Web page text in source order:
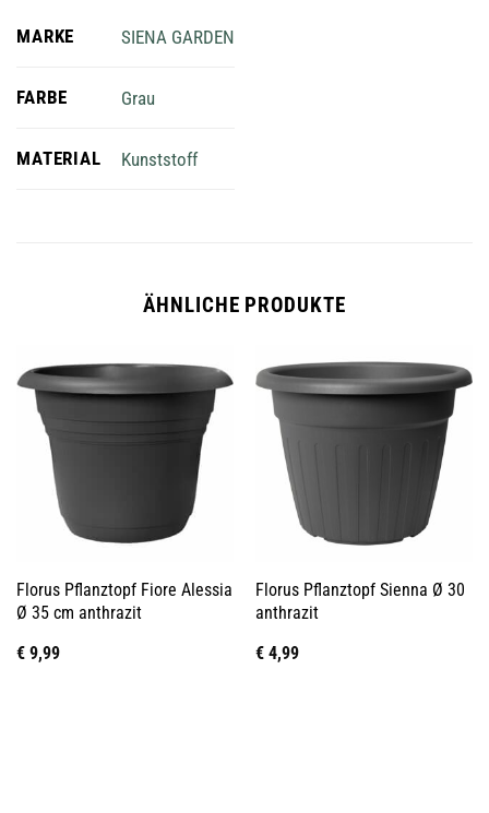
MARKE SIENA GARDEN
FARBE Grau
MATERIAL Kunststoff
ÄHNLICHE PRODUKTE
Florus Pflanztopf Fiore Alessia
Ø 35 cm anthrazit
€9,99
Florus Pflanztopf Sienna Ø 30
anthrazit
€4,99